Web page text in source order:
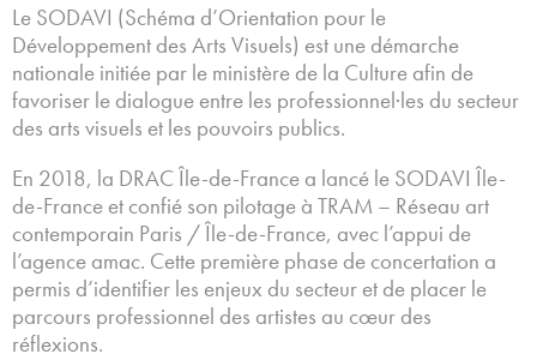
Le SODAVI (Schéma d’Orientation pour le
Développement des Arts Visuels) est une démarche
nationale initiée par le ministère de la Culture afin de
favoriser le dialogue entre les professionnel·les du secteur
des arts visuels et les pouvoirs publics.
En 2018, la DRAC Île-de-France a lancé le SODAVI Île-
de-France et confié son pilotage à TRAM – Réseau art
contemporain Paris / Île-de-France, avec l’appui de
l’agence amac. Cette première phase de concertation a
permis d’identifier les enjeux du secteur et de placer le
parcours professionnel des artistes au cœur des
réflexions.